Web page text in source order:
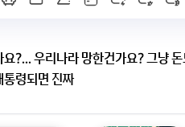
?... 우리나라 망한건가요? 그냥
령되면 진짜